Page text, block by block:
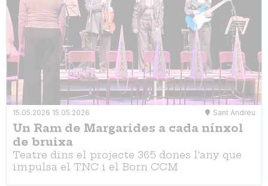
15.05.2026 15.05.2026 Sant Andreu
Un Ram de Margarides a cada nínxol
de bruixa
Teatre dins el projecte 365 dones l'any que
impulsa el TNC i el Born CCM